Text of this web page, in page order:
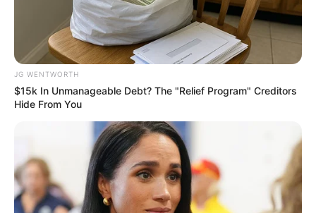
’90s TV Icons Who Faded Out Of Hollywood
BRAINBERRIES
JG WENTWORTH
$15k In Unmanageable Debt? The "Relief Program" Creditors
Hide From You